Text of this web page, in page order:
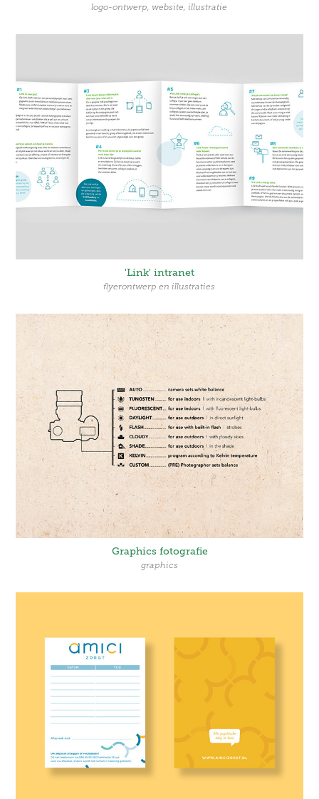
logo-ontwerp, website, illustratie
'Link' intranet
flyerontwerp en illustraties
Graphics fotografie
graphics